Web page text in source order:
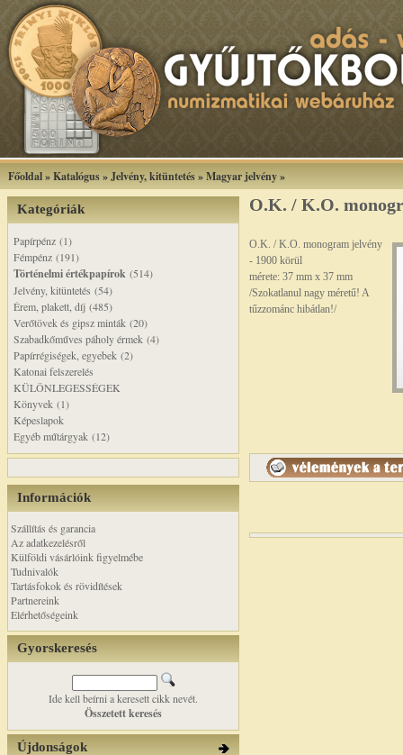
Főoldal»Katalógus»Jelvény, kitüntetés»Magyar jelvény»
Kategóriák
Papírpénz (1)
Fémpénz (191)
Történelmi értékpapírok (514)
Jelvény, kitüntetés (54)
Érem, plakett, díj (485)
Verőtövek és gipsz minták (20)
Szabadkőműves páholy érmek (4)
Papírrégiségek, egyebek (2)
Katonai felszerelés
KÜLÖNLEGESSÉGEK
Könyvek (1)
Képeslapok
Egyéb műtárgyak (12)
Információk
Szállítás és garancia
Az adatkezelésről
Külföldi vásárlóink figyelmébe
Tudnivalók
Tartásfokok és rövidítések
Partnereink
Elérhetőségeink
Gyorskeresés
Ide kell beírni a keresett cikk nevét.
Összetett keresés
Újdonságok
O.K. / K.O.
O.K. / K.O. monogram jelvény
- 1900 körül
mérete: 37 mm x 37 mm
/Szokatlanul nagy méretű! A
tűzzománc hibátlan!/